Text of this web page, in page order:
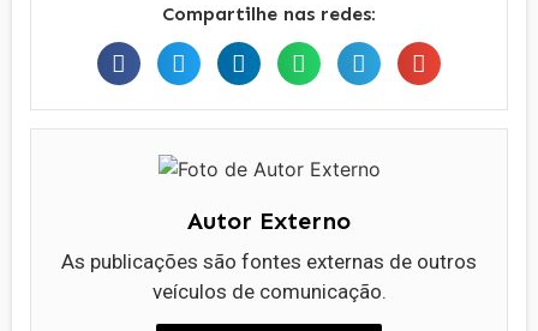
Compartilhe nas redes:
Autor Externo
As publicações são fontes externas de outros
veículos de comunicação.